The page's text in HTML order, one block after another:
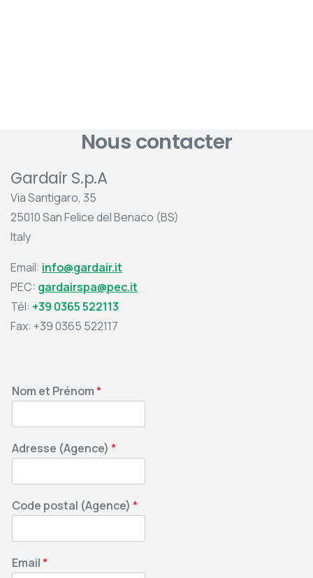
Nous contacter
Gardair S.p.A
Via Santigaro, 35
25010 San Felice del Benaco (BS)
Italy
Email: info@gardair.it
PEC: gardairspa@pec.it
Tél: +39 0365 522113
Fax: +39 0365 522117
Nom et Prénom*
Adresse (Agence) *
Code postal (Agence) *
Email*